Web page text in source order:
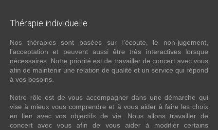
Thérapie individuelle
Nos thérapies sont basées sur l’écoute, le non-jugement,
l’acceptation et peuvent aussi être très interactives lorsque
nécessaires. Notre priorité est de travailler de concert avec vous
afin de maintenir une relation de qualité et un service qui répond
à vos besoins.
Notre rôle est de vous accompagner dans une démarche qui
vise à mieux vous comprendre et à vous aider à faire les choix
en lien avec vos objectifs de vie. Nous allons travailler de
concert avec vous afin de vous aider à modifier certains